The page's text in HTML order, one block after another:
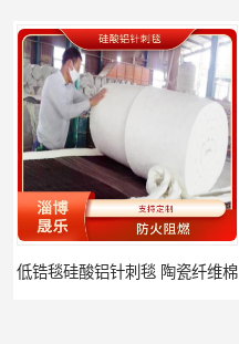
低锆毯硅酸铝针刺毯 陶瓷纤维棉